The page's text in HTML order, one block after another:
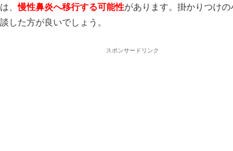
、慢性鼻炎へ移行する可能性があります。掛かりつけ
した方が良いでしょう。
スポンサードリンク